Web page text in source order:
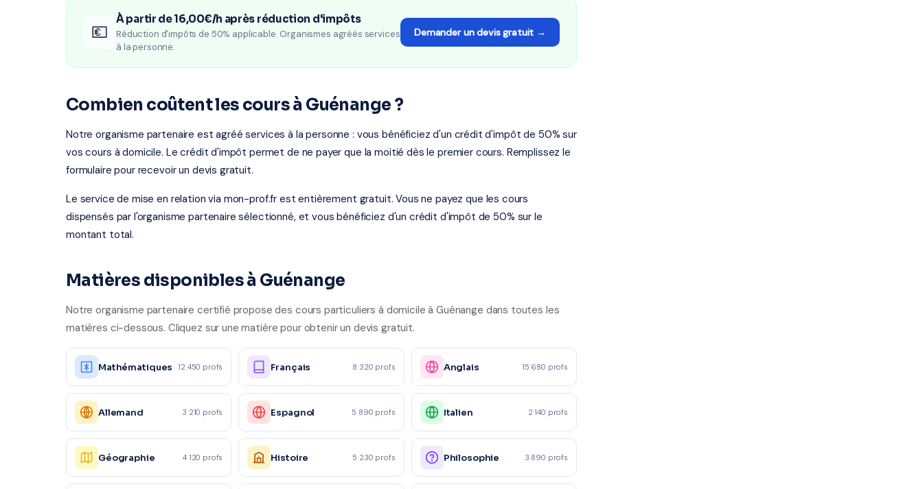
💶
À partir de 16,00€/h après réduction d'impôts
Réduction d'impôts de 50% applicable. Organismes agréés services
à la personne.
Demander un devis gratuit →
Combien coûtent les cours à Guénange ?
Notre organisme partenaire est agréé services à la personne : vous bénéficiez d'un crédit d'impôt de 50% sur
vos cours à domicile. Le crédit d'impôt permet de ne payer que la moitié dès le premier cours. Remplissez le
formulaire pour recevoir un devis gratuit.
Le service de mise en relation via mon-prof.fr est entièrement gratuit. Vous ne payez que les cours
dispensés par l'organisme partenaire sélectionné, et vous bénéficiez d'un crédit d'impôt de 50% sur le
montant total.
Matières disponibles à Guénange
Notre organisme partenaire certifié propose des cours particuliers à domicile à Guénange dans toutes les
matières ci-dessous. Cliquez sur une matière pour obtenir un devis gratuit.
Mathématiques 12 450 profs Français 8 320 profs Anglais 15 680 profs
Allemand 3 210 profs Espagnol 5 890 profs Italien 2 140 profs
Géographie 4 120 profs Histoire 5 230 profs Philosophie 3 890 profs